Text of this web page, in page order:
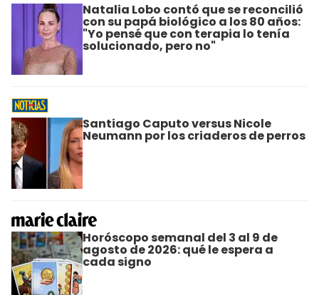
Natalia Lobo contó que se reconcilió
con su papá biológico a los 80 años:
"Yo pensé que con terapia lo tenía
solucionado, pero no"
Santiago Caputo versus Nicole
Neumann por los criaderos de perros
Horóscopo semanal del 3 al 9 de
agosto de 2026: qué le espera a
cada signo